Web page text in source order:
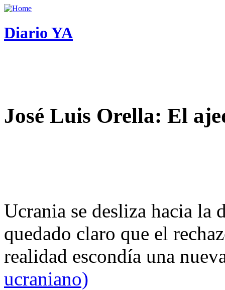
Diario YA
José Luis Orella: El
Ucrania se desliza hacia
quedado claro que el
realidad escondía una
ucraniano)